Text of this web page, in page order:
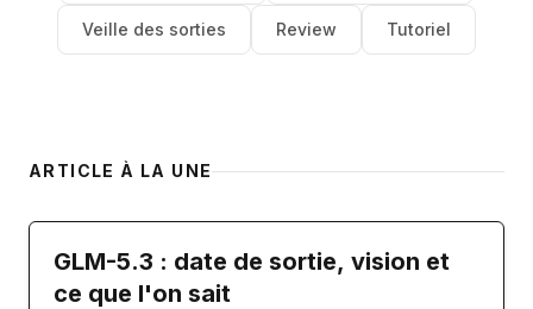
Veille des sorties Review Tutoriel
ARTICLE À LA UNE
GLM-5.3 : date de sortie, vision et
ce que l'on sait